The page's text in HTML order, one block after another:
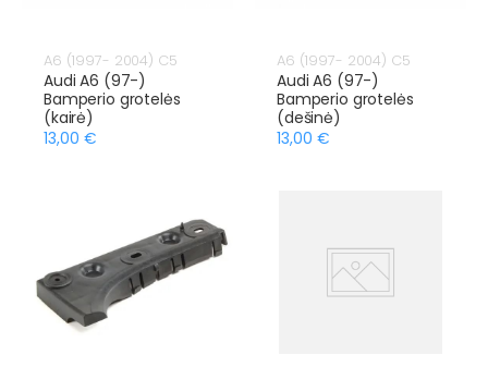
A6 (1997- 2004) C5
Audi A6 (97-)
Bamperio grotelės
(kairė)
13,00 €
A6 (1997- 2004) C5
Audi A6 (97-)
Bamperio grotelės
(dešinė)
13,00 €